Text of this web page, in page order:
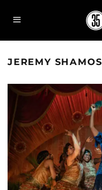
JEREMY SHAMOS